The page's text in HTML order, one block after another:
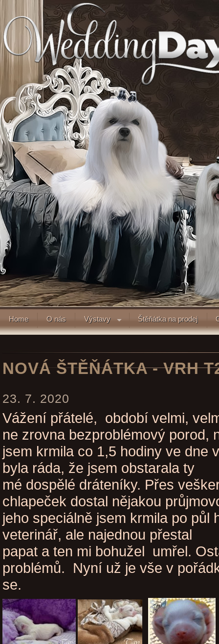
Home O nás Výstavy Štěňátka na prodej
NOVÁ ŠTĚŇÁTKA - VRH
23. 7. 2020
Vážení přátelé, období velmi,
ne zrovna bezproblémový porod,
jsem krmila co 1,5 hodiny ve dne
byla ráda, že jsem obstarala ty
mé dospělé dráteníky. Přes
chlapeček dostal nějakou
jeho speciálně jsem krmila po půl
veterinář, ale najednou přestal
papat a ten mi bohužel umřel.
problémů. Nyní už je vše v
se.